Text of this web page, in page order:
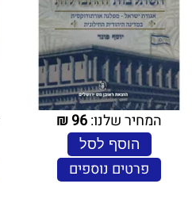
המחיר שלנו:96
₪
הוסף לסל
פרטים נוספים